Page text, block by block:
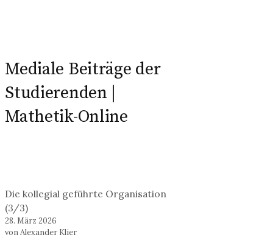
Mediale Beiträge der
Studierenden |
Mathetik-Online
Die kollegial geführte Organisation
(3/3)
28. März 2026
von Alexander Klier